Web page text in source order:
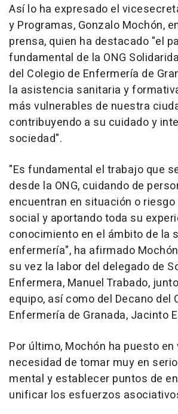
Así lo ha expresado el
y Programas, Gonzalo Mochón,
prensa, quien ha destacado "el
fundamental de la ONG
del Colegio de Enfermería de
la asistencia sanitaria y
más vulnerables de nuestra
contribuyendo a su cuidado y
sociedad".
"Es fundamental el trabajo que
desde la ONG, cuidando de
encuentran en situación o
social y aportando toda su
conocimiento en el ámbito de la
enfermería", ha afirmado
su vez la labor del delegado de
Enfermera, Manuel Trabado,
equipo, así como del Decano del
Enfermería de Granada, Jacinto
Por último, Mochón ha puesto en
necesidad de tomar muy en
mental y establecer puntos de
unificar los esfuerzos